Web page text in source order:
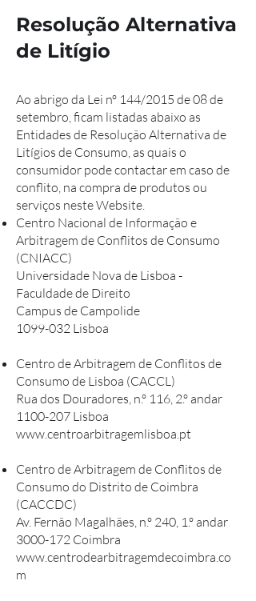
Resolução Alternativa
de Litígio
Ao abrigo da Lei nº 144/2015 de 08 de
setembro, ficam listadas abaixo as
Entidades de Resolução Alternativa de
Litígios de Consumo, as quais o
consumidor pode contactar em caso de
conflito, na compra de produtos ou
serviços neste Website.
Centro Nacional de Informação e
Arbitragem de Conflitos de Consumo
(CNIACC)
Universidade Nova de Lisboa -
Faculdade de Direito
Campus de Campolide
1099-032 Lisboa
Centro de Arbitragem de Conflitos de
Consumo de Lisboa (CACCL)
Rua dos Douradores, n.º 116, 2.º andar
1100-207 Lisboa
www.centroarbitragemlisboa.pt
Centro de Arbitragem de Conflitos de
Consumo do Distrito de Coimbra
(CACCDC)
Av. Fernão Magalhães, n.º 240, 1.º andar
3000-172 Coimbra
www.centrodearbitragemdecoimbra.co
m